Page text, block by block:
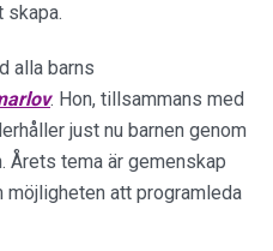
skapa.
alla barns
. Hon, tillsammans med
just nu barnen genom
Årets tema är gemenskap
att programleda